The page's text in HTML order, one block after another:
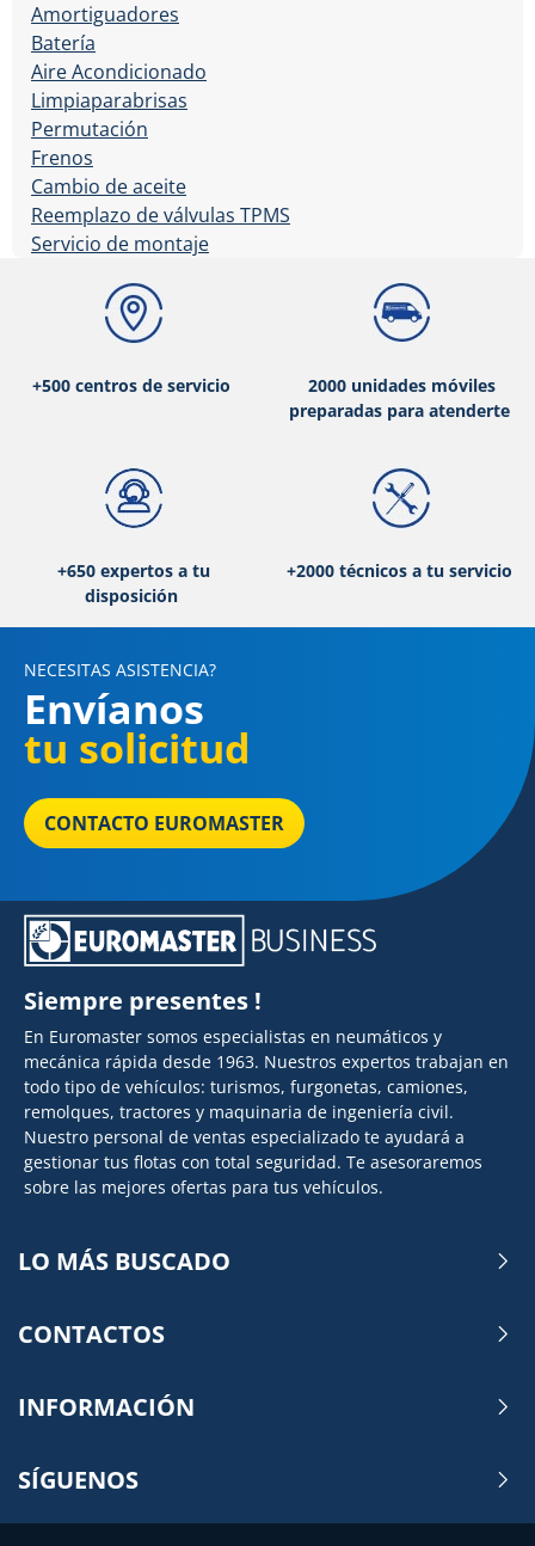
Amortiguadores
Batería
Aire Acondicionado
Limpiaparabrisas
Permutación
Frenos
Cambio de aceite
Reemplazo de válvulas TPMS
Servicio de montaje
+500 centros de servicio
2000 unidades móviles
preparadas para atenderte
+650 expertos a tu
disposición
+2000 técnicos a tu servicio
NECESITAS ASISTENCIA?
Envíanos
tu solicitud
CONTACTO EUROMASTER
Siempre presentes !
En Euromaster somos especialistas en neumáticos y
mecánica rápida desde 1963. Nuestros expertos trabajan en
todo tipo de vehículos: turismos, furgonetas, camiones,
remolques, tractores y maquinaria de ingeniería civil.
Nuestro personal de ventas especializado te ayudará a
gestionar tus flotas con total seguridad. Te asesoraremos
sobre las mejores ofertas para tus vehículos.
LO MÁS BUSCADO
CONTACTOS
INFORMACIÓN
SÍGUENOS